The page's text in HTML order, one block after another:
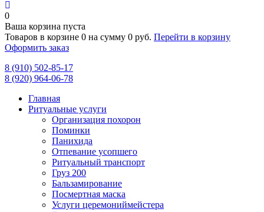
0
Ваша корзина пуста
Товаров в корзине 0 на сумму 0 руб. Перейти в корзину
Оформить заказ
8 (910) 502-85-17
8 (920) 964-06-78
Главная
Ритуальные услуги
Организация похорон
Поминки
Панихида
Отпевание усопшего
Ритуальный транспорт
Груз 200
Бальзамирование
Посмертная маска
Услуги церемониймейстера